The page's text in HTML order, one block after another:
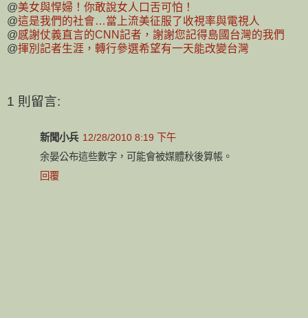
@美女與悍婦！你敢說女人口舌可怕！
@這是我們的社會…當上流美征服了收視率與電視人
@感謝仗義直言的CNN記者，謝謝您記得島國台灣的我們
@揮別記者生涯，轉行參選希望有一天能改變台灣
1 則留言:
新聞小兵 12/28/2010 8:19 下午
余晏公布這些數字，可能會被媒體秋後算帳。
回覆